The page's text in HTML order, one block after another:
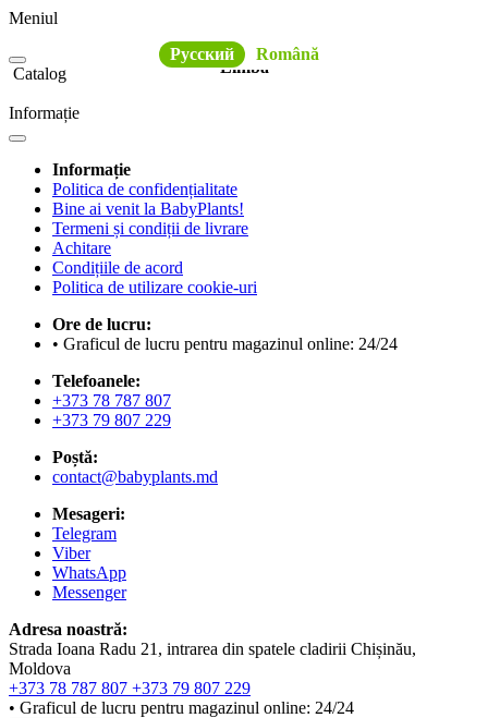
Meniul
Limba
Русский
Română
Catalog
Informație
Informație
Politica de confidențialitate
Bine ai venit la BabyPlants!
Termeni și condiții de livrare
Achitare
Condițiile de acord
Politica de utilizare cookie-uri
Ore de lucru:
• Graficul de lucru pentru magazinul online: 24/24
Telefoanele:
+373 78 787 807
+373 79 807 229
Poștă:
contact@babyplants.md
Mesageri:
Telegram
Viber
WhatsApp
Messenger
Adresa noastră:
Strada Ioana Radu 21, intrarea din spatele cladirii Chișinău,
Moldova
+373 78 787 807 +373 79 807 229
• Graficul de lucru pentru magazinul online: 24/24